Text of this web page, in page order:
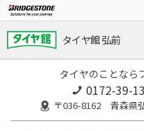
タイヤ館 弘前
タイヤのことなら
0172-39-
〒036-8162 青森県